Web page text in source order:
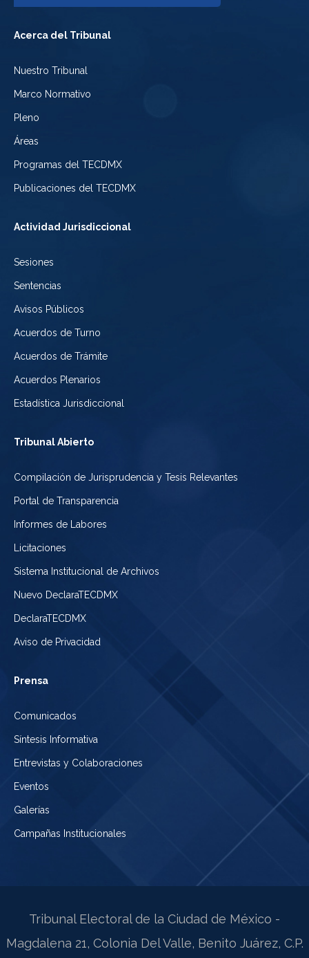
Facebook
Acerca del Tribunal
Nuestro Tribunal
Marco Normativo
Pleno
Áreas
Programas del TECDMX
Publicaciones del TECDMX
Actividad Jurisdiccional
Sesiones
Sentencias
Avisos Públicos
Acuerdos de Turno
Acuerdos de Trámite
Acuerdos Plenarios
Estadística Jurisdiccional
Tribunal Abierto
Compilación de Jurisprudencia y Tesis Relevantes
Portal de Transparencia
Informes de Labores
Licitaciones
Sistema Institucional de Archivos
Nuevo DeclaraTECDMX
DeclaraTECDMX
Aviso de Privacidad
Prensa
Comunicados
Síntesis Informativa
Entrevistas y Colaboraciones
Eventos
Galerías
Campañas Institucionales
Tribunal Electoral de la Ciudad de México -
Magdalena 21, Colonia Del Valle, Benito Juárez, C.P.